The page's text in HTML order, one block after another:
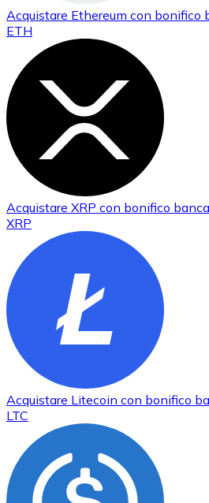
Acquistare Ethereum con bonifico
ETH
Acquistare XRP con bonifico
XRP
Acquistare Litecoin con bonifico
LTC